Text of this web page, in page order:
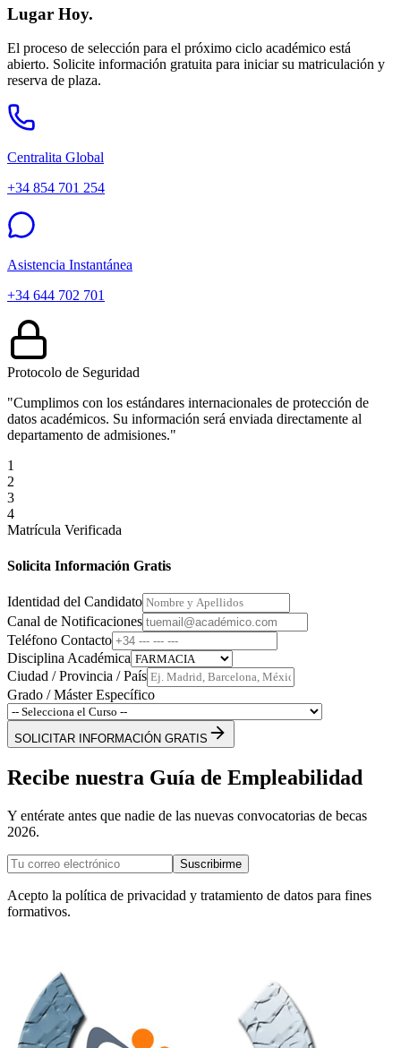
Lugar Hoy.
El proceso de selección para el próximo ciclo académico está
abierto. Solicite información gratuita para iniciar su matriculación y
reserva de plaza.
Centralita Global
+34 854 701 254
Asistencia Instantánea
+34 644 702 701
Protocolo de Seguridad
"Cumplimos con los estándares internacionales de protección de
datos académicos. Su información será enviada directamente al
departamento de admisiones."
1
2
3
4
Matrícula Verificada
Solicita Información Gratis
Identidad del Candidato
Canal de Notificaciones
Teléfono Contacto
Disciplina Académica
Ciudad / Provincia / País
Grado / Máster Específico
SOLICITAR INFORMACIÓN GRATIS
Recibe nuestra Guía de Empleabilidad
Y entérate antes que nadie de las nuevas convocatorias de becas
2026.
Suscribirme
Acepto la política de privacidad y tratamiento de datos para fines
formativos.